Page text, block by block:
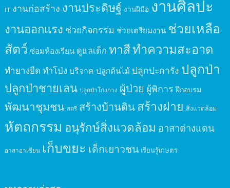
IT งานก่อสร้าง งานประดิษฐ์ งานฝีมือ งานศิลปะ
งานออกแรง ช่วยกิจกรรม ช่วยเตรียมงาน ช่วยเหลือ
สัตว์ ซ่อมห้องเรียน ดูแลเด็ก ทาสีทำความสะอาด
ทำยางยืด ทำโป่ง บริจาค ปลูกต้นไม้ ปลูกปะการัง ปลูกป่า
ปลูกป่าชายเลน ปลูกป่าโกงกาง ผู้ป่วย ผู้พิการ ฝึกอบรม
พัฒนาชุมชน สตรี สร้างบ้านดินสร้างฝาย สิ่งแวดล้อม
หัตถกรรม อนุรักษ์สิ่งแวดล้อม อาสาต่างแดน
อาสาอาเซียน เก็บขยะ เด็กเยาวชน เรียนรู้เกษตร